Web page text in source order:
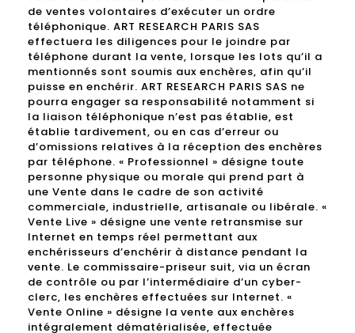
de ventes volontaires d’exécuter un ordre
téléphonique. ART RESEARCH PARIS SAS
effectuera les diligences pour le joindre par
téléphone durant la vente, lorsque les lots qu’il a
mentionnés sont soumis aux enchères, afin qu’il
puisse en enchérir. ART RESEARCH PARIS SAS ne
pourra engager sa responsabilité notamment si
la liaison téléphonique n’est pas établie, est
établie tardivement, ou en cas d’erreur ou
d’omissions relatives à la réception des enchères
par téléphone. « Professionnel » désigne toute
personne physique ou morale qui prend part à
une Vente dans le cadre de son activité
commerciale, industrielle, artisanale ou libérale. «
Vente Live » désigne une vente retransmise sur
Internet en temps réel permettant aux
enchérisseurs d’enchérir à distance pendant la
vente. Le commissaire-priseur suit, via un écran
de contrôle ou par l’intermédiaire d’un cyber-
clerc, les enchères effectuées sur Internet. «
Vente Online » désigne la vente aux enchères
intégralement dématérialisée, effectuée